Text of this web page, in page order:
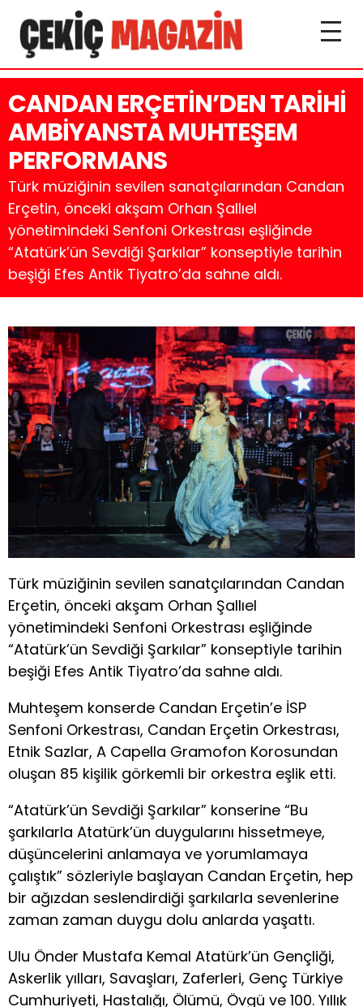
CANDAN ERÇETİN’DEN TARİHİ
AMBİYANSTA MUHTEŞEM
PERFORMANS
Türk müziğinin sevilen sanatçılarından Candan
Erçetin, önceki akşam Orhan Şallıel
yönetimindeki Senfoni Orkestrası eşliğinde
“Atatürk’ün Sevdiği Şarkılar” konseptiyle tarihin
beşiği Efes Antik Tiyatro’da sahne aldı.
Türk müziğinin sevilen sanatçılarından Candan
Erçetin, önceki akşam Orhan Şallıel
yönetimindeki Senfoni Orkestrası eşliğinde
“Atatürk’ün Sevdiği Şarkılar” konseptiyle tarihin
beşiği Efes Antik Tiyatro’da sahne aldı.
Muhteşem konserde Candan Erçetin’e İSP
Senfoni Orkestrası, Candan Erçetin Orkestrası,
Etnik Sazlar, A Capella Gramofon Korosundan
oluşan 85 kişilik görkemli bir orkestra eşlik etti.
“Atatürk’ün Sevdiği Şarkılar” konserine “Bu
şarkılarla Atatürk’ün duygularını hissetmeye,
düşüncelerini anlamaya ve yorumlamaya
çalıştık” sözleriyle başlayan Candan Erçetin, hep
bir ağızdan seslendirdiği şarkılarla sevenlerine
zaman zaman duygu dolu anlarda yaşattı.
Ulu Önder Mustafa Kemal Atatürk’ün Gençliği,
Askerlik yılları, Savaşları, Zaferleri, Genç Türkiye
Cumhuriyeti, Hastalığı, Ölümü, Övgü ve 100. Yıllık